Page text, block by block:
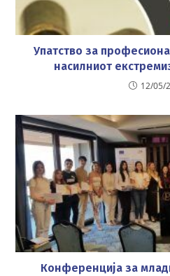
Упатство за
насилниот
12/05/
Конференција за